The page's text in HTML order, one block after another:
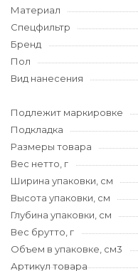
Материал
Спецфильтр
Бренд
Пол
Вид нанесения
Подлежит маркировке
Подкладка
Размеры товара
Вес нетто, г
Ширина упаковки, см
Высота упаковки, см
Глубина упаковки, см
Вес брутто, г
Объем в упаковке, см3
Артикул товара